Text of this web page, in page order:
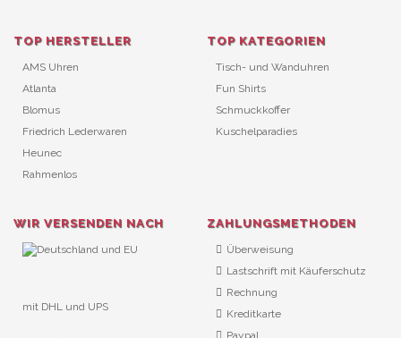
TOP HERSTELLER
AMS Uhren
Atlanta
Blomus
Friedrich Lederwaren
Heunec
Rahmenlos
TOP KATEGORIEN
Tisch- und Wanduhren
Fun Shirts
Schmuckkoffer
Kuschelparadies
WIR VERSENDEN NACH
mit DHL und UPS
ZAHLUNGSMETHODEN
Überweisung
Lastschrift mit Käuferschutz
Rechnung
Kreditkarte
Paypal